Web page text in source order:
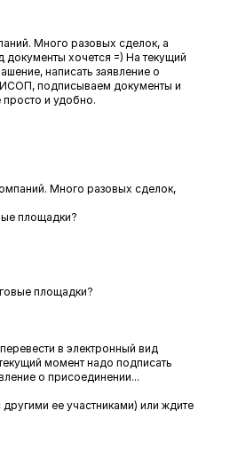
Много разовых сделок, а
документы хочется =) На текущий
написать заявление о
подписываем документы и
просто и удобно.
Много разовых сделок,
площадки?
площадки?
в электронный вид
момент надо подписать
о присоединении...
ее участниками) или ждите